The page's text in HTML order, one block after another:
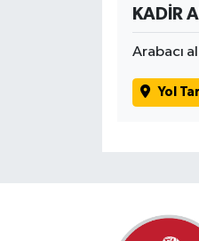
KADİR
Arabacı
Yol